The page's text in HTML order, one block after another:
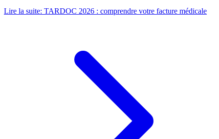
Lire la suite: TARDOC 2026 : comprendre votre facture médicale